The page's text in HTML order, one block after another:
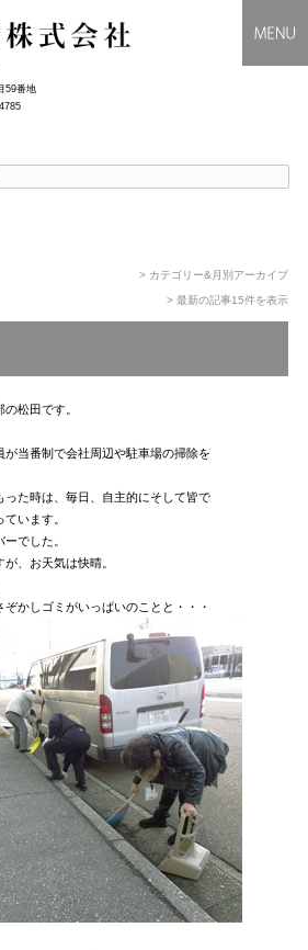
59番地
> カテゴリー&月別アーカイブ
> 最新の記事15件を表示
松田です。
当番制で会社周辺や駐車場の掃除を
った時は、毎日、自主的にそして皆で
います。
でした。
、お天気は快晴。
かしゴミがいっぱいのことと・・・